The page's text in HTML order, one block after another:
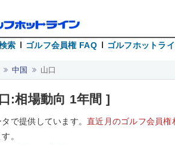
索 ゴルフ会員権 FAQ ゴルフホットラ
中国 山口
:相場動向 1年間 ]
で提供しています。直近月のゴルフ会員権
。